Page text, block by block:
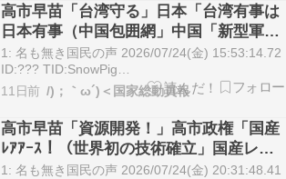
高市早苗「台湾守る」日本「台湾有事は
日本有事（中国包囲網」中国「新型軍国
主義！（謎」王毅「日本の再武装を許さ
ない！」高市政権「王毅外相と会話なし
（毅然」→
1: 名も無き国民の声 2026/07/24(金) 15:53:14.72
ID:??? TID:SnowPig
https://talk.jp/boards/newsplus/1784875994 01:
名も無き国民の声 2026/07/24(金) 16:06:51.47
I…
11日前 /)；｀ω´)＜国家総動員報
高市早苗「資源開発！」高市政権「国産
ﾚｱｱｰｽ！（世界初の技術確立」国産レア
アース「有害物質を含まない中重希土類
1: 名も無き国民の声 2026/07/24(金) 20:31:48.41